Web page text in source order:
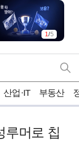
1/5
산업·IT 부동산
루머로 칩